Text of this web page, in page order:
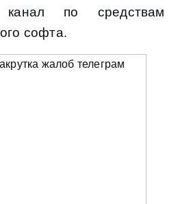
по средствам
софта.